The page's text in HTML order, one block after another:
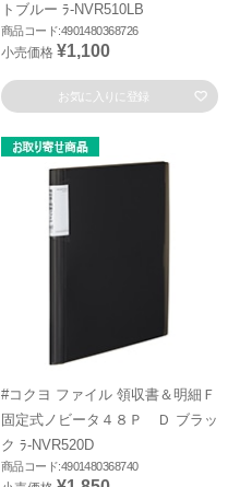
トブルー ﾗ-NVR510LB
商品コード:4901480368726
小売価格 ¥1,100
お気に入りに登録
#コクヨ ファイル 領収書＆明細Ｆ
固定式ノビータ４８Ｐ Ｄ ブラッ
ク ﾗ-NVR520D
商品コード:4901480368740